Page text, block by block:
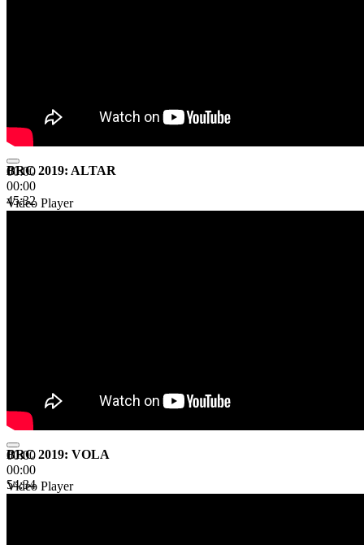
00:00
00:00
45:32
BRC 2019: ALTAR
Video Player
00:00
00:00
54:34
BRC 2019: VOLA
Video Player